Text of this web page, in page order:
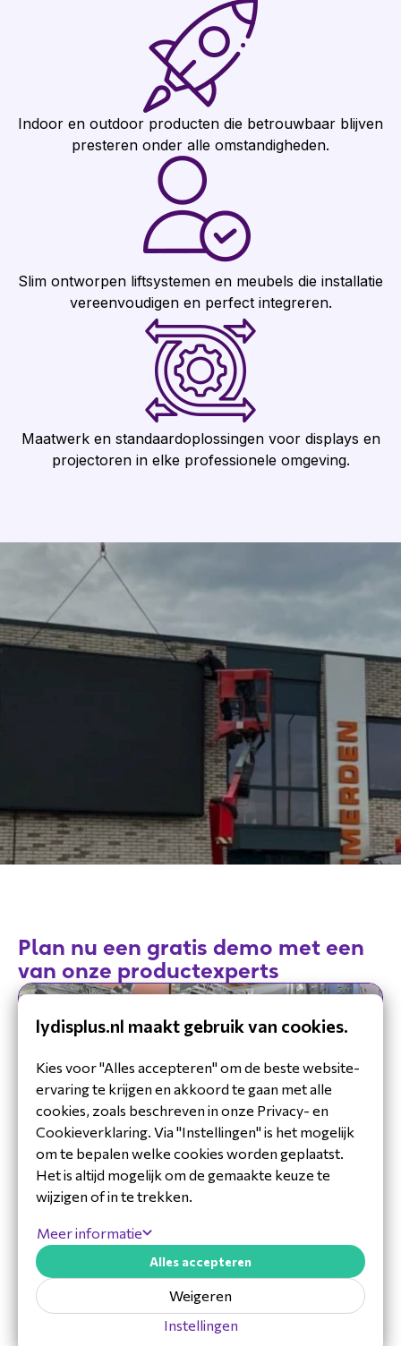
Indoor en outdoor producten die betrouwbaar blijven
presteren onder alle omstandigheden.
Slim ontworpen liftsystemen en meubels die installatie
vereenvoudigen en perfect integreren.
Maatwerk en standaardoplossingen voor displays en
projectoren in elke professionele omgeving.
Plan nu een gratis demo met een
van onze productexperts
Wil je als reseller Audipack correct
positioneren binnen jouw AV-projecten? Plan
een adviesgesprek.
Inzicht in het Audipack portfolio en
toepassingsmogelijkheden
Advies over standaard versus maatwerk
montageoplossingen
lydisplus.nl maakt gebruik van cookies.
Kies voor "Alles accepteren" om de beste website-
ervaring te krijgen en akkoord te gaan met alle
cookies, zoals beschreven in onze Privacy- en
Cookieverklaring. Via "Instellingen" is het mogelijk
om te bepalen welke cookies worden geplaatst.
Het is altijd mogelijk om de gemaakte keuze te
wijzigen of in te trekken.
Meer informatie
Instellingen
Weigeren
Alles accepteren